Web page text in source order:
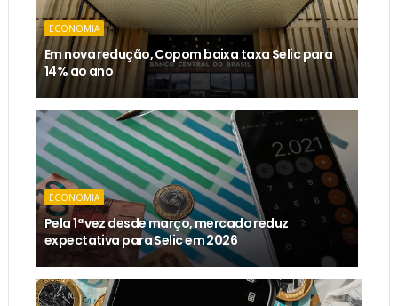
ECONOMIA
Em nova redução, Copom baixa taxa Selic para
14% ao ano
ECONOMIA
Pela 1ª vez desde março, mercado reduz
expectativa para Selic em 2026